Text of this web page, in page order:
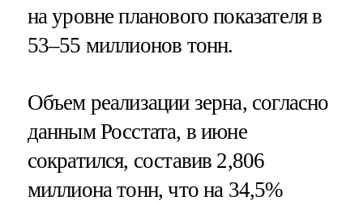
на уровне планового показателя в
53–55 миллионов тонн.
Объем реализации зерна, согласно
данным Росстата, в июне
сократился, составив 2,806
миллиона тонн, что на 34,5%